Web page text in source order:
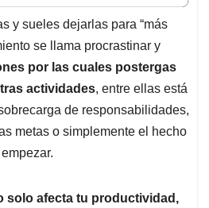
e
a
d
s
y sueles dejarlas para “más
se llama procrastinar y
por las cuales postergas
actividades, entre ellas está
de responsabilidades,
metas o simplemente el hecho
solo afecta tu productividad,